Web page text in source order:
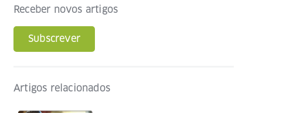
Receber novos artigos
Subscrever
Artigos relacionados